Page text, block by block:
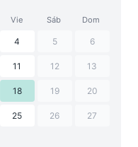
Vie Sáb Dom
4 5 6
11 12 13
18 19 20
25 26 27